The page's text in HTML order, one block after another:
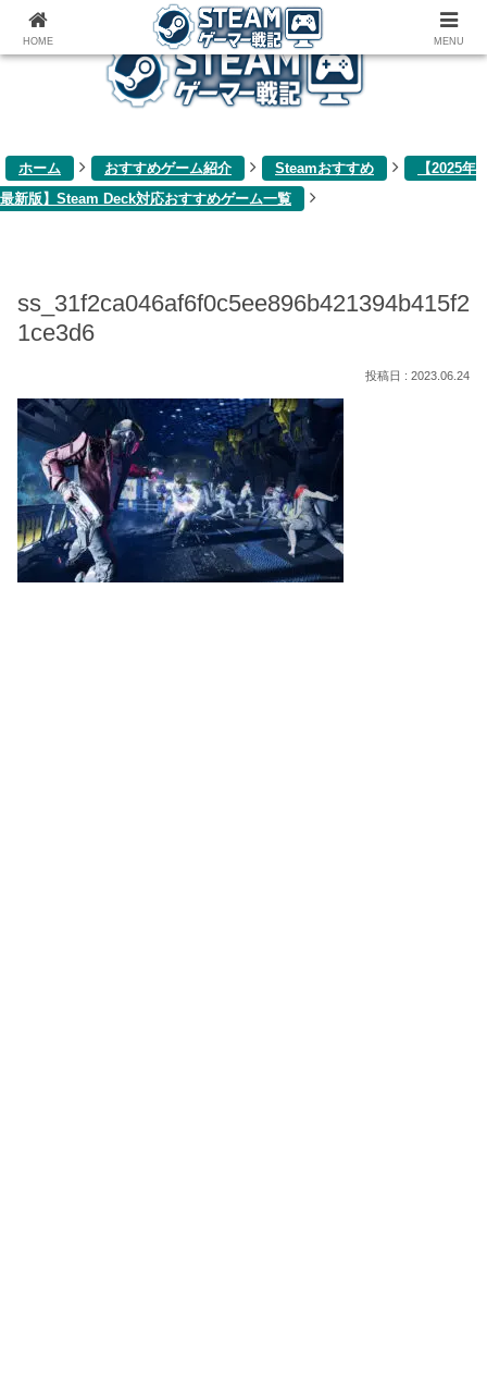
ゲーム関連雑記ブログ
ホーム おすすめゲーム紹介 Steamおすすめ
【2025年
最新版】Steam Deck対応おすすめゲーム一覧
ss_31f2ca046af6f0c5ee896b421394b415f2
1ce3d6
2023.06.24
HOME MENU